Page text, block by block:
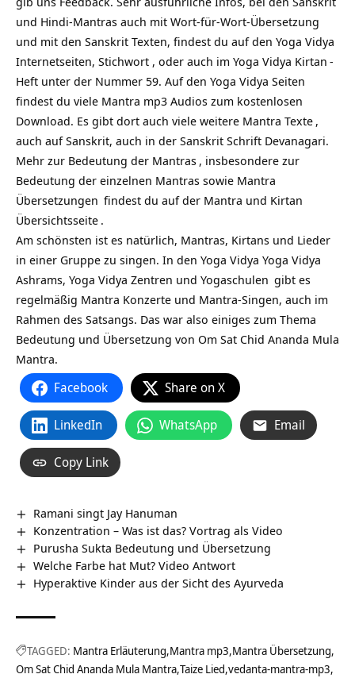
und Hindi-Mantras auch mit Wort-für-Wort-Übersetzung
und mit den Sanskrit Texten, findest du auf den Yoga Vidya
Internetseiten, Stichwort , oder auch im Yoga Vidya Kirtan -
Heft unter der Nummer 59. Auf den Yoga Vidya Seiten
findest du viele Mantra mp3 Audios zum kostenlosen
Download. Es gibt dort auch viele weitere Mantra Texte ,
auch auf Sanskrit, auch in der Sanskrit Schrift Devanagari.
Mehr zur Bedeutung der Mantras , insbesondere zur
Bedeutung der einzelnen Mantras sowie Mantra
Übersetzungen findest du aufder Mantra und Kirtan
Übersichtsseite .
Am schönsten ist es natürlich, Mantras, Kirtans und Lieder
in einer Gruppe zu singen. In den Yoga Vidya Yoga Vidya
Ashrams, Yoga Vidya Zentren und Yogaschulen gibt es
regelmäßig Mantra Konzerte und Mantra-Singen, auch im
Rahmen des Satsangs. Das war also einiges zum Thema
Bedeutung und Übersetzung von Om Sat Chid Ananda Mula
Mantra.
Facebook Share on X
LinkedIn WhatsApp Email
Copy Link
Ramani singt Jay Hanuman
Konzentration – Was ist das? Vortrag als Video
Purusha Sukta Bedeutung und Übersetzung
Welche Farbe hat Mut? Video Antwort
Hyperaktive Kinder aus der Sicht des Ayurveda
TAGGED: Mantra Erläuterung Mantra mp3 Mantra Übersetzung
Om Sat Chid Ananda Mula Mantra Taize Lied vedanta-mantra-mp3